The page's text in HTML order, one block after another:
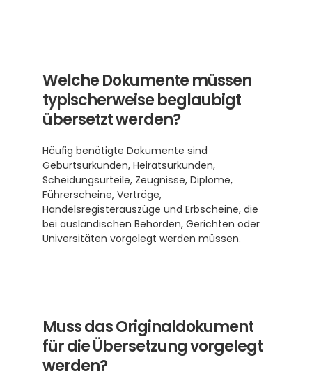
Welche Dokumente müssen
typischerweise beglaubigt
übersetzt werden?
Häufig benötigte Dokumente sind
Geburtsurkunden, Heiratsurkunden,
Scheidungsurteile, Zeugnisse, Diplome,
Führerscheine, Verträge,
Handelsregisterauszüge und Erbscheine, die
bei ausländischen Behörden, Gerichten oder
Universitäten vorgelegt werden müssen.
Muss das Originaldokument
für die Übersetzung vorgelegt
werden?